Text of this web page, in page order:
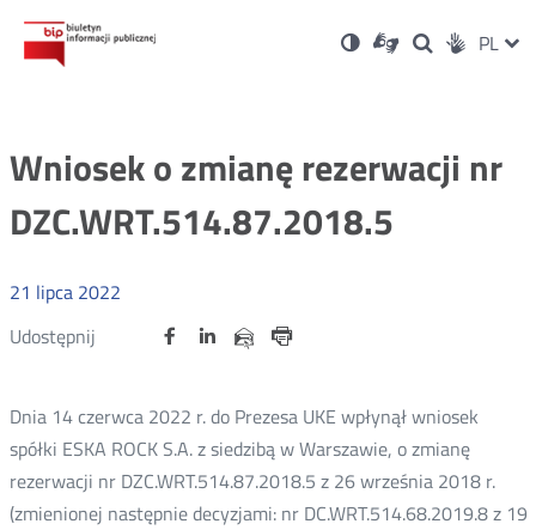
Ustawienia
Wersja
kontrastowa
Dla
niesłyszących
OtwórzOtwórz
w
Otwórz
w
Social PL
Wniosek o zmianę rezerwacji nr
DZC.WRT.514.87.2018.5
21 lipca 2022
Udostępnij
Udostępnij
Otwórz Udostępnij
na
OtwórzUdostępnij
na
OtwórzUdostępnij
przez
Dnia 14 czerwca 2022 r. do Prezesa UKE wpłynął wniosek
spółki ESKA ROCK S.A. z siedzibą w Warszawie, o zmianę
rezerwacji nr DZC.WRT.514.87.2018.5 z 26 września 2018 r.
(zmienionej następnie decyzjami: nr DC.WRT.514.68.2019.8 z 19